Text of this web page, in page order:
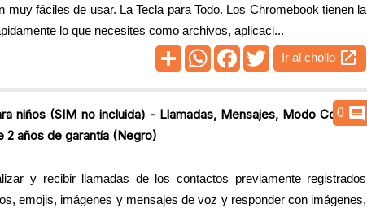
fáciles de usar. La Tecla para Todo. Los Chromebook tienen la
lo que necesites como archivos, aplicaci...
Ir al chollo open_in_new
0 comment
niños (SIM no incluida) - Llamadas, Mensajes, Modo Colegio,
2 años de garantía (Negro)
y recibir llamadas de los contactos previamente registrados
emojis, imágenes y mensajes de voz y responder con imágenes,